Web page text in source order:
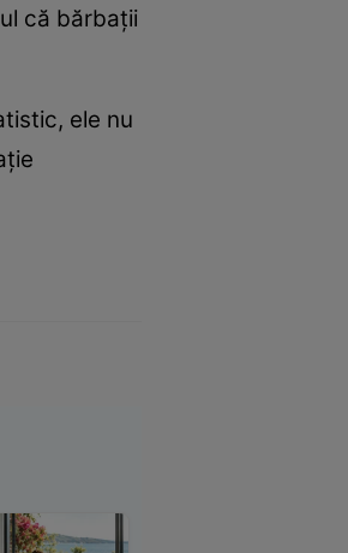
că bărbații
ele nu